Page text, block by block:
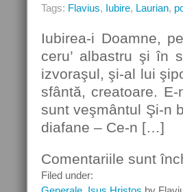
Tags: Flavius, Iubire, Laurian,
Iubirea-i Doamne,
ceru’ albastru şi în
izvoraşul, şi-al lui
sfântă, creatoare.
sunt veşmântul Şi-n
diafane – Ce-n […]
Comentariile sunt
Filed under: